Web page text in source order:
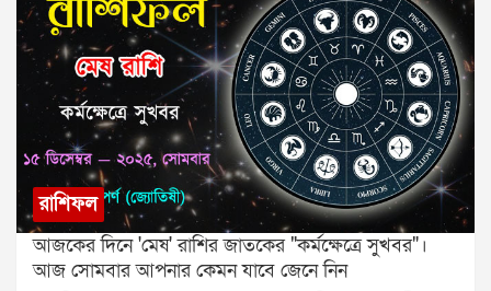
কাজ দ্রুত এগোবে।🐐 মকর (Capricorn): কথায় সতর্ক।🌊
কুম্ভ (Aquarius): বন্ধু উপকার করবে।🐟 মীন (Pisces):
কাগজপত্রে সাফল্য।যে কোনও সমস্যার স্থায়ী সমাধানের জন্য
যোগাযোগ করুনঃ শ্রী সূপর্ণ (জ্যোতিষী)যোগাযোগঃ
৯৮৩০০৬৫২৪০, ওয়েবসাইটঃ www.srisuparna.com
রাশিফল
আজকের দিনে 'মেষ' রাশির জাতকের "কর্মক্ষেত্রে সুখবর"।
আজ সোমবার আপনার কেমন যাবে জেনে নিন